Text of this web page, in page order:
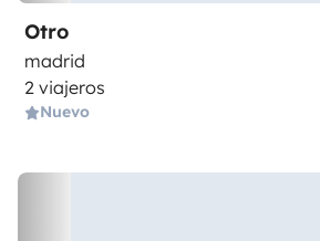
Otro
madrid
2 viajeros
Nuevo